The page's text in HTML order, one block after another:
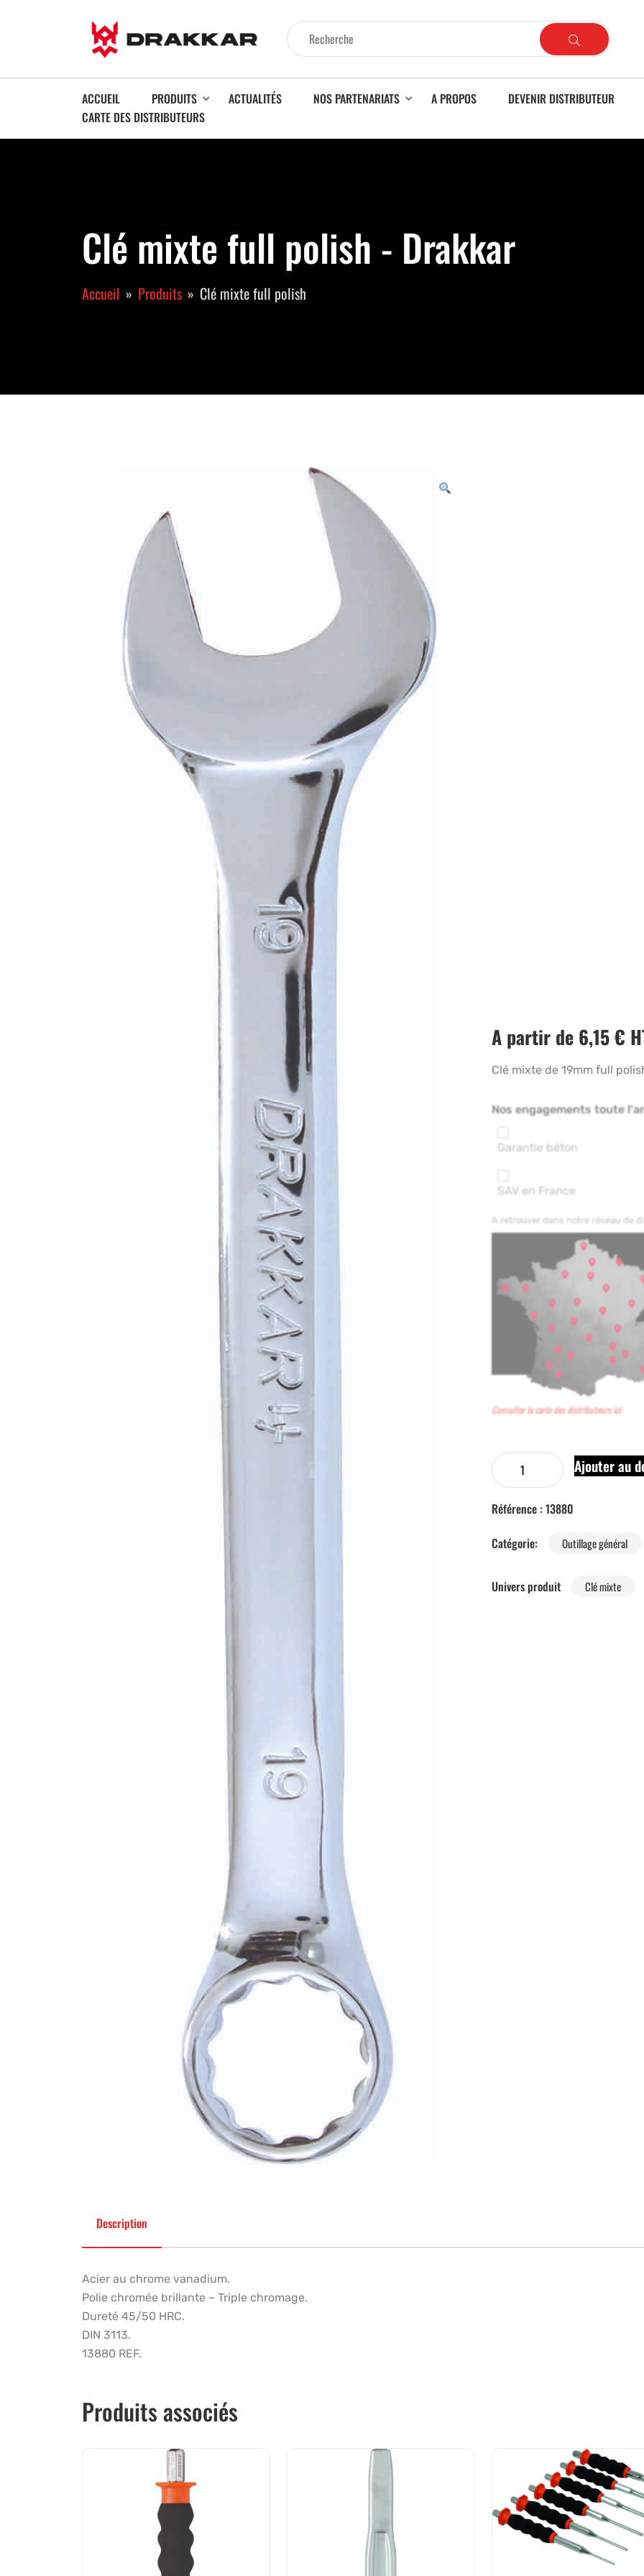
ACCUEIL PRODUITS ACTUALITÉS NOS PARTENARIATS A PROPOS
DEVENIR DISTRIBUTEUR
CARTE DES DISTRIBUTEURS
Clé mixte full polish - Drakkar
Accueil Produits Clé mixte full polish
A partir de 6,15€
Clé mixte de 19mm full
Nos engagements toute
Garantie béton
SAV en France
A retrouver dans notre réseau de
Consulter la carte des distributeurs ici
Ajouter au
Référence : 13880
Catégorie:
Outillage général
Univers produit Clé mixte
Description
Acier au chrome vanadium.
Polie chromée brillante – Triple chromage.
Dureté 45/50 HRC.
DIN 3113.
13880 REF.
Produits associés